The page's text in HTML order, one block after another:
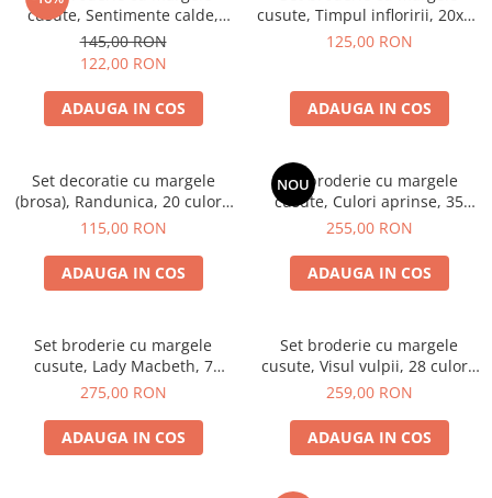
cusute, Sentimente calde,
20x20 cm
145,00 RON
122,00 RON
ADAUGA IN COS
cusute, Timpul infloririi, 20x20
cm
125,00 RON
ADAUGA IN COS
Set decoratie cu margele
(brosa), Randunica, 20 culori,
6.6x5.2 cm
115,00 RON
ADAUGA IN COS
NOU
Set broderie cu margele
cusute, Culori aprinse, 35
culori, 25x34 cm
255,00 RON
ADAUGA IN COS
Set broderie cu margele
cusute, Lady Macbeth, 7
culori, 30x28 cm
275,00 RON
ADAUGA IN COS
Set broderie cu margele
cusute, Visul vulpii, 28 culori,
30x30 cm
259,00 RON
ADAUGA IN COS